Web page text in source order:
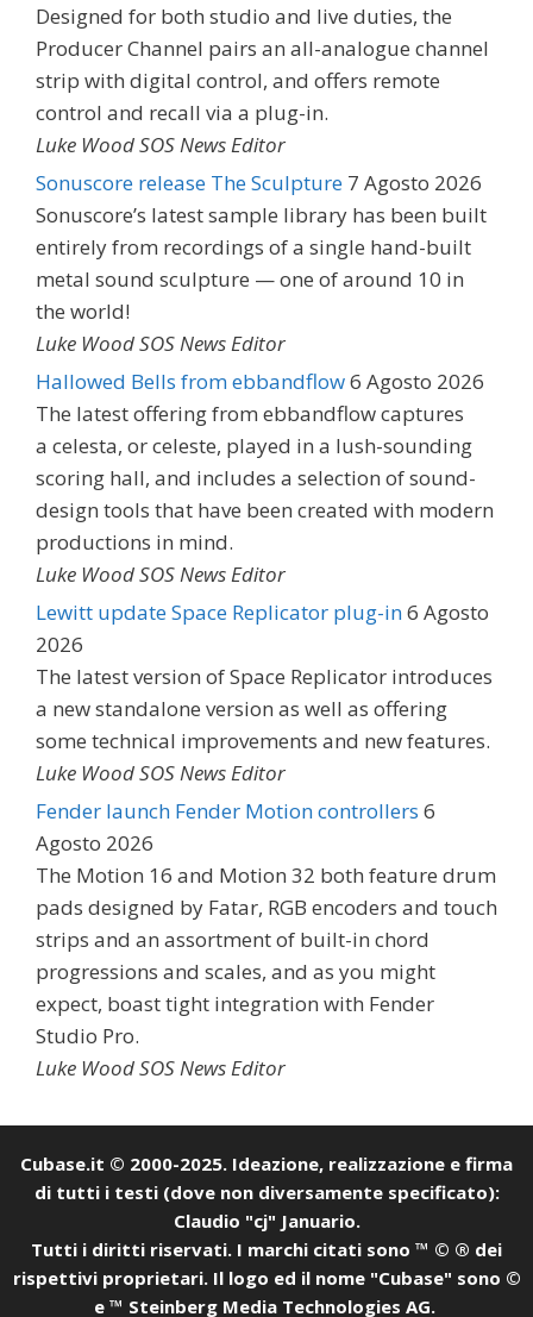
Designed for both studio and live duties, the
Producer Channel pairs an all-analogue channel
strip with digital control, and offers remote
control and recall via a plug-in.
Luke Wood SOS News Editor
Sonuscore release The Sculpture 7 Agosto 2026
Sonuscore’s latest sample library has been built
entirely from recordings of a single hand-built
metal sound sculpture — one of around 10 in
the world!
Luke Wood SOS News Editor
Hallowed Bells from ebbandflow6 Agosto 2026
The latest offering from ebbandflow captures
a celesta, or celeste, played in a lush-sounding
scoring hall, and includes a selection of sound-
design tools that have been created with modern
productions in mind.
Luke Wood SOS News Editor
Lewitt update Space Replicator plug-in6 Agosto
2026
The latest version of Space Replicator introduces
a new standalone version as well as offering
some technical improvements and new features.
Luke Wood SOS News Editor
Fender launch Fender Motion controllers 6
Agosto 2026
The Motion 16 and Motion 32 both feature drum
pads designed by Fatar, RGB encoders and touch
strips and an assortment of built-in chord
progressions and scales, and as you might
expect, boast tight integration with Fender
Studio Pro.
Luke Wood SOS News Editor
Cubase.it © 2000-2025. Ideazione, realizzazione e firma
di tutti i testi (dove non diversamente specificato):
Claudio "cj" Januario.
Tutti i diritti riservati. I marchi citati sono ™ © ® dei
rispettivi proprietari. Il logo ed il nome "Cubase" sono ©
e ™ Steinberg Media Technologies AG.